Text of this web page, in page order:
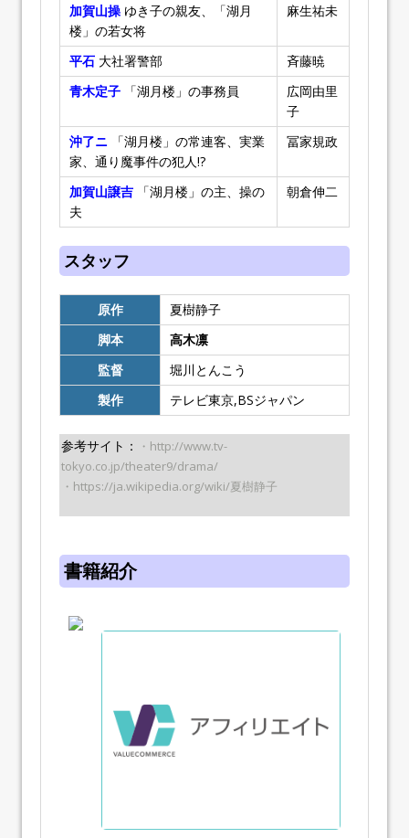
加賀山操 ゆき子の親友、「湖月
楼」の若女将
麻生祐未
平石 大社署警部
斉藤暁
青木定子 「湖月楼」の事務員
広岡由里
子
沖了ニ 「湖月楼」の常連客、実業
家、通り魔事件の犯人!?
冨家規政
加賀山譲吉 「湖月楼」の主、操の
夫
朝倉伸二
スタッフ
原作
夏樹静子
脚本
高木凛
監督
堀川とんこう
製作
テレビ東京,BSジャパン
参考サイト：
・http://www.tv-
tokyo.co.jp/theater9/drama/
・https://ja.wikipedia.org/wiki/夏樹静子
書籍紹介